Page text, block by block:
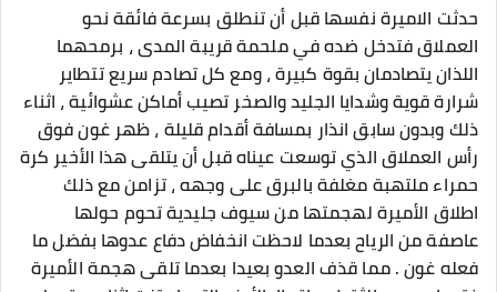
حدثت الاميرة نفسها قبل أن تنطلق بسرعة فائقة نحو
العملاق فتدخل ضده في ملحمة قريبة المدى ، برمحهما
اللذان يتصادمان بقوة كبيرة ، ومع كل تصادم سريع تتطاير
شرارة قوية وشدايا الجليد والصخر تصيب أماكن عشوائية ، اثناء
ذلك وبدون سابق انذار بمسافة أقدام قليلة ، ظهر غون فوق
رأس العملاق الذي توسعت عيناه قبل أن يتلقى هذا الأخير كرة
حمراء ملتهبة مغلفة بالبرق على وجهه ، تزامن مع ذلك
اطلاق الأميرة لهجمتها من سيوف جليدية تحوم حولها
عاصفة من الرياح بعدما لاحظت انخفاض دفاع عدوها بفضل ما
فعله غون . مما قذف العدو بعيدا بعدما تلقى هجمة الأميرة